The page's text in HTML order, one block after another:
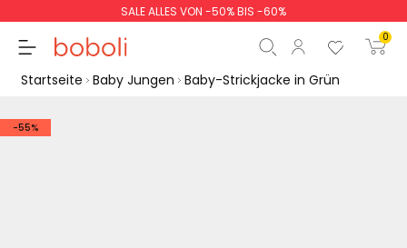
SALE ALLES VON -50% BIS -60%
0
Startseite Baby Jungen Baby-Strickjacke in Grün
-55%